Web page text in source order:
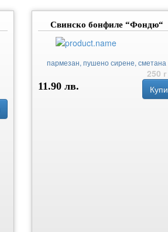
Свинско бонфиле “Фондю“
пармезан, пушено сирене, сметана
250 г
11.90 лв.
Купи